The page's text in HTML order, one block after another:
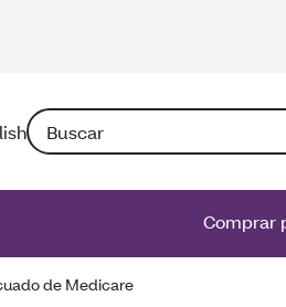
Buscar: Si introduce un texto
Comprar
de Medicare